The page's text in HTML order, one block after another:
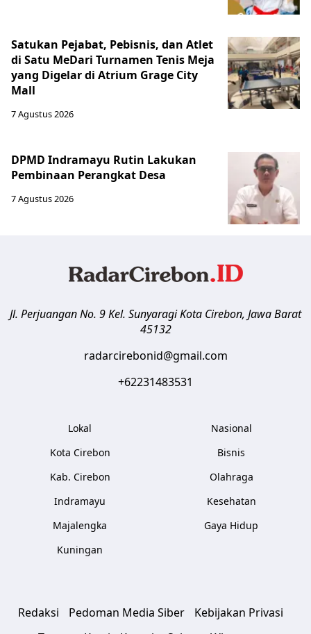
Satukan Pejabat, Pebisnis, dan Atlet
di Satu MeDari Turnamen Tenis Meja
yang Digelar di Atrium Grage City
Mall
7 Agustus 2026
DPMD Indramayu Rutin Lakukan
Pembinaan Perangkat Desa
7 Agustus 2026
Jl. Perjuangan No. 9 Kel. SunyaragiKota Cirebon, Jawa Barat
45132
radarcirebonid@gmail.com
+62231483531
Lokal
Kota Cirebon
Kab. Cirebon
Indramayu
Majalengka
Kuningan
Nasional
Bisnis
Olahraga
Kesehatan
Gaya Hidup
Redaksi Pedoman Media Siber
Kebijakan Privasi